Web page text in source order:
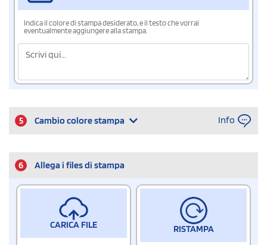
Indica il colore di stampa desiderato, e il testo che vorrai
eventualmente aggiungere alla stampa.
5 Cambio colore stampa Info
6 Allega i files di stampa
CARICA FILE RISTAMPA